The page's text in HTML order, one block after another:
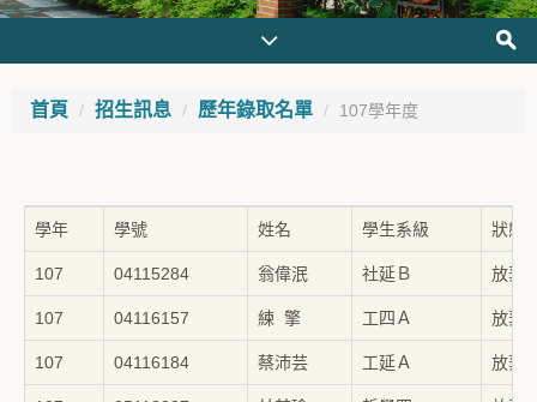
首頁 招生訊息 歷年錄取名單 107學年度
學年 學號 姓名 學生系級 狀態
107 04115284 翁偉泯 社延Ｂ 放棄
107 04116157 練 擎 工四Ａ 放棄
107 04116184 蔡沛芸 工延Ａ 放棄